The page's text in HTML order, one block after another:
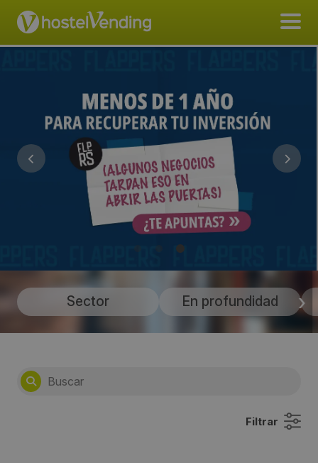
Sector En profundidad
Filtrar